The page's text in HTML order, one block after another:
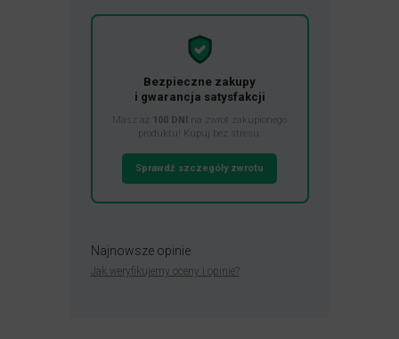
Bezpieczne zakupy
i gwarancja satysfakcji
Masz aż 100 DNI
na zwrot zakupionego
produktu! Kupuj bez stresu.
Sprawdź szczegóły zwrotu
Najnowsze opinie
Jak weryfikujemy oceny i opinie?